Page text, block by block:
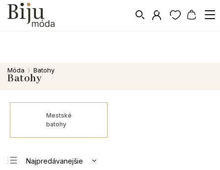
Móda / Batohy
Batohy
Mestské
batohy
Najpredávanejšie